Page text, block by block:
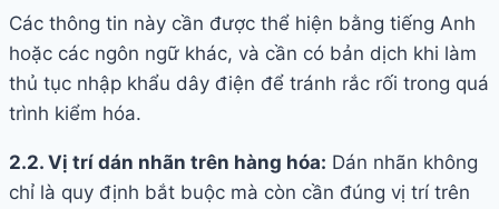
Các thông tin này cần được thể hiện bằng tiếng Anh
hoặc các ngôn ngữ khác, và cần có bản dịch khi làm
thủ tục nhập khẩu dây điện để tránh rắc rối trong quá
trình kiểm hóa.
2.2. Vị trí dán nhãn trên hàng hóa: Dán nhãn không
chỉ là quy định bắt buộc mà còn cần đúng vị trí trên